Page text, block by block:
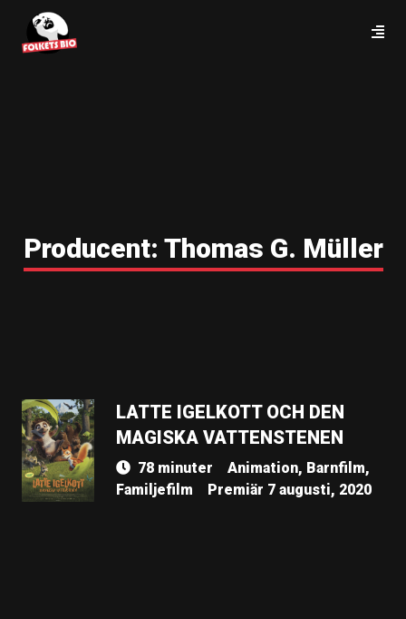
Producent: Thomas G. Müller
LATTE IGELKOTT OCH DEN
MAGISKA VATTENSTENEN
78 minuter
Animation, Barnfilm,
Familjefilm
Premiär 7 augusti, 2020